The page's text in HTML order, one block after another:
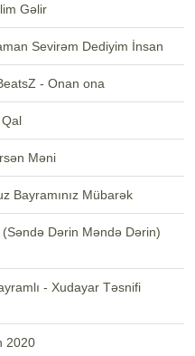
Gəlir
Sevirəm Dediyim İnsan
- Onan ona
Məni
Bayramınız Mübarək
Dərin Məndə Dərin)
- Xudayar Təsnifi
2020